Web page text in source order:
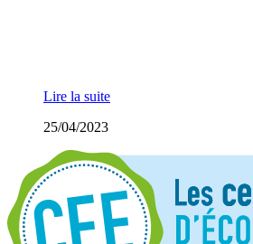
Lire la suite
25/04/2023